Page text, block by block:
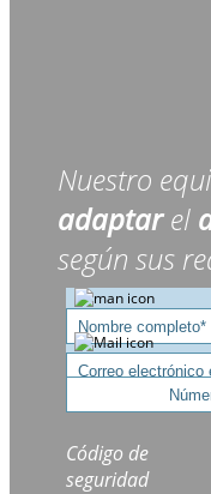
Nuestro
adaptarel
según sus
Código de
seguridad